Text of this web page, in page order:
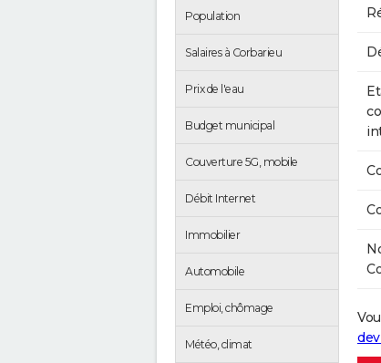
Population
Salaires à Corbarieu
Prix de l'eau
Budget municipal
Couverture 5G, mobile
Débit Internet
Immobilier
Automobile
Emploi, chômage
Météo, climat